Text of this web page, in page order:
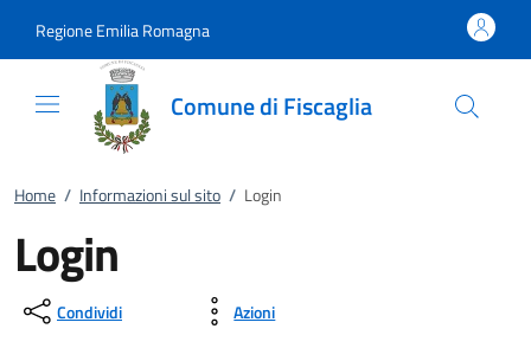
Regione Emilia Romagna
Comune di Fiscaglia
Home / Informazioni sul sito / Login
Login
Condividi Azioni